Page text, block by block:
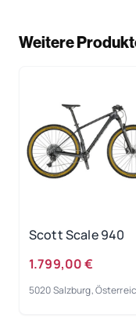
Weitere
Scott Scale 940
1.799,00 €
5020 Salzburg,